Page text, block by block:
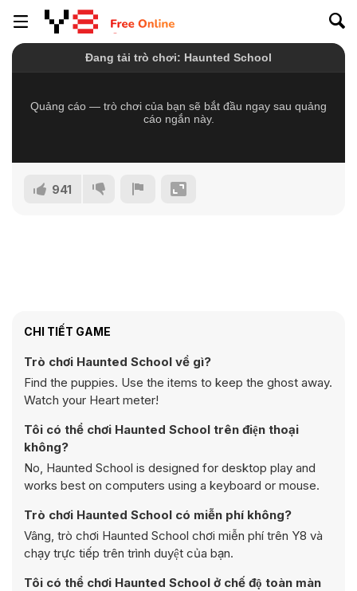
941
CHI TIẾT GAME
Trò chơi Haunted School về gì?
Find the puppies. Use the items to keep the ghost away.
Watch your Heart meter!
Tôi có thể chơi Haunted School trên điện thoại
không?
No, Haunted School is designed for desktop play and
works best on computers using a keyboard or mouse.
Trò chơi Haunted School có miễn phí không?
Vâng, trò chơi Haunted School chơi miễn phí trên Y8 và
chạy trực tiếp trên trình duyệt của bạn.
Tôi có thể chơi Haunted School ở chế độ toàn màn